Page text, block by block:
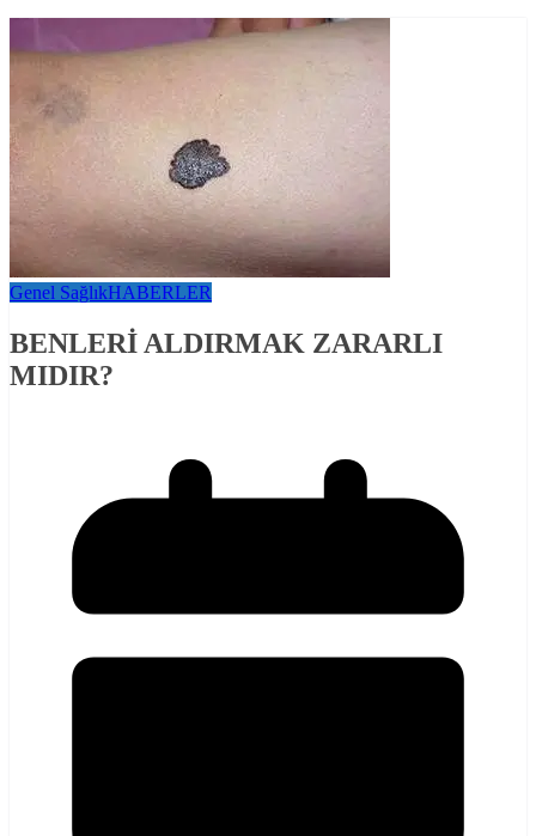
Genel SağlıkHABERLER
BENLERİ ALDIRMAK ZARARLI
MIDIR?